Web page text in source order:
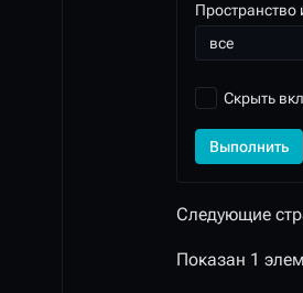
Пространство
все
Скрыть
Выполнить
Следующие
Показан 1